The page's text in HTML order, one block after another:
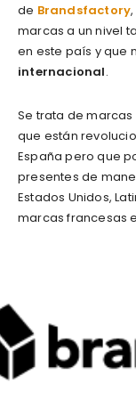
de Brandsfactory
marcas a un nivel
en este país y que
internacional.
Se trata de
que están
España pero que
presentes de
Estados Unidos,
marcas francesas